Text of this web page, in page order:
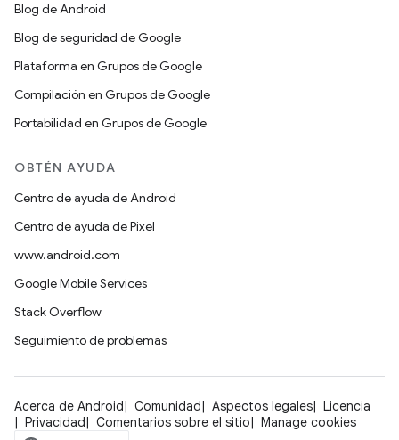
Blog de Android
Blog de seguridad de Google
Plataforma en Grupos de Google
Compilación en Grupos de Google
Portabilidad en Grupos de Google
OBTÉN AYUDA
Centro de ayuda de Android
Centro de ayuda de Pixel
www.android.com
Google Mobile Services
Stack Overflow
Seguimiento de problemas
Acerca de Android Comunidad Aspectos legales
Licencia
Privacidad
Comentarios sobre el sitio Manage cookies